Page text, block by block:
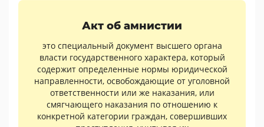
Акт об амнистии
это специальный документ высшего органа
власти государственного характера, который
содержит определенные нормы юридической
направленности, освобождающие от уголовной
ответственности или же наказания, или
смягчающего наказания по отношению к
конкретной категории граждан, совершивших